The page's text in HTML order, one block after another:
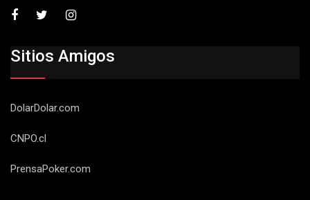
Sitios Amigos
DolarDolar.com
CNPO.cl
PrensaPoker.com